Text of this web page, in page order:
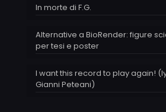
In morte di F.G.
Alternative a BioRender: figure
per tesi e poster
I want this record to play again!
Gianni Peteani)